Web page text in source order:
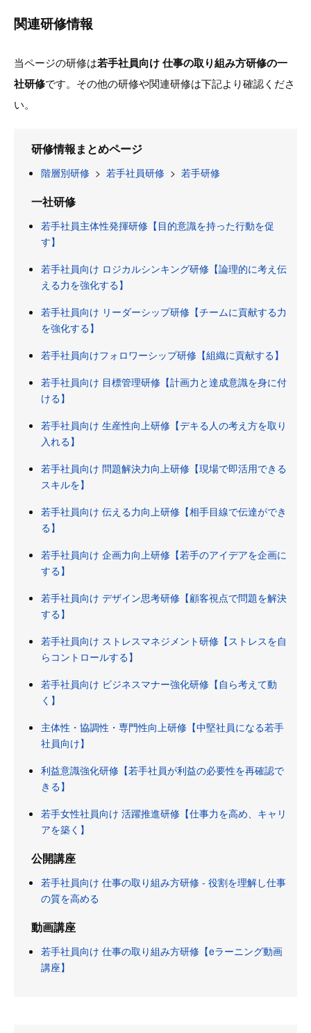
関連研修情報
当ページの研修は若手社員向け 仕事の取り組み方研修の一
社研修です。その他の研修や関連研修は下記より確認くださ
い。
研修情報まとめページ
階層別研修 > 若手社員研修 > 若手研修
一社研修
若手社員主体性発揮研修【目的意識を持った行動を促
す】
若手社員向け ロジカルシンキング研修【論理的に考え伝
える力を強化する】
若手社員向け リーダーシップ研修【チームに貢献する力
を強化する】
若手社員向けフォロワーシップ研修【組織に貢献する】
若手社員向け 目標管理研修【計画力と達成意識を身に付
ける】
若手社員向け 生産性向上研修【デキる人の考え方を取り
入れる】
若手社員向け 問題解決力向上研修【現場で即活用できる
スキルを】
若手社員向け 伝える力向上研修【相手目線で伝達ができ
る】
若手社員向け 企画力向上研修【若手のアイデアを企画に
する】
若手社員向け デザイン思考研修【顧客視点で問題を解決
する】
若手社員向け ストレスマネジメント研修【ストレスを自
らコントロールする】
若手社員向け ビジネスマナー強化研修【自ら考えて動
く】
主体性・協調性・専門性向上研修【中堅社員になる若手
社員向け】
利益意識強化研修【若手社員が利益の必要性を再確認で
きる】
若手女性社員向け 活躍推進研修【仕事力を高め、キャリ
アを築く】
公開講座
若手社員向け 仕事の取り組み方研修 - 役割を理解し仕事
の質を高める
動画講座
若手社員向け 仕事の取り組み方研修【eラーニング動画
講座】